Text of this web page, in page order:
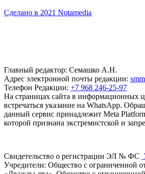
Сделано в 2021 Notamedia
Главный редактор: Семашко А.Н.
Адрес электронной почты редакции:
Телефон Редакции: +7 968 246-25-97
На страницах сайта в информационных
встречаться указание на WhatsApp.
данный сервис принадлежит Meta
которой признана экстремистской и
Свидетельство о регистрации ЭЛ № ФС
Учредители: Общество с ограниченной